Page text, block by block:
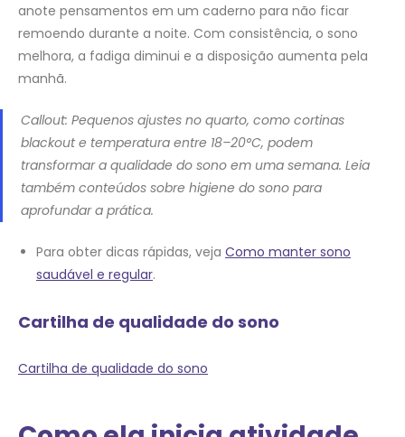
anote pensamentos em um caderno para não ficar
remoendo durante a noite. Com consistência, o sono
melhora, a fadiga diminui e a disposição aumenta pela
manhã.
Callout: Pequenos ajustes no quarto, como cortinas
blackout e temperatura entre 18–20°C, podem
transformar a qualidade do sono em uma semana. Leia
também conteúdos sobre higiene do sono para
aprofundar a prática.
Para obter dicas rápidas, veja Como manter sono
saudável e regular.
Cartilha de qualidade do sono
Cartilha de qualidade do sono